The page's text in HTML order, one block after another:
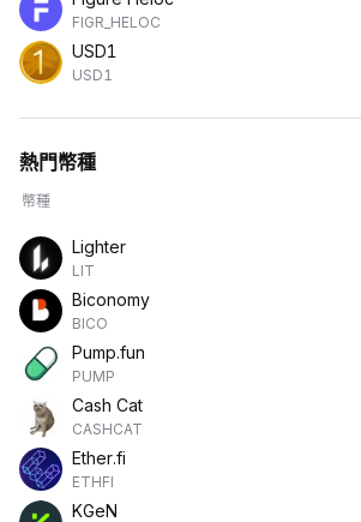
FIGR_HELOC
USD1
USD1
熱門幣種
幣種
Lighter
LIT
Biconomy
BICO
Pump.fun
PUMP
Cash Cat
CASHCAT
Ether.fi
ETHFI
KGeN